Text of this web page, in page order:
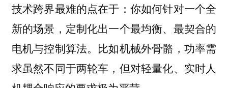
技术跨界最难的点在于：你如何针对一个全
新的场景，定制化出一个最均衡、最契合的
电机与控制算法。比如机械外骨骼，功率需
求虽然不同于两轮车，但对轻量化、实时人